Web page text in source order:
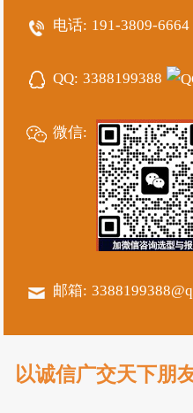
电话: 191-3809-6664
QQ: 3388199388
微信:
邮箱:
以诚信广交天下朋